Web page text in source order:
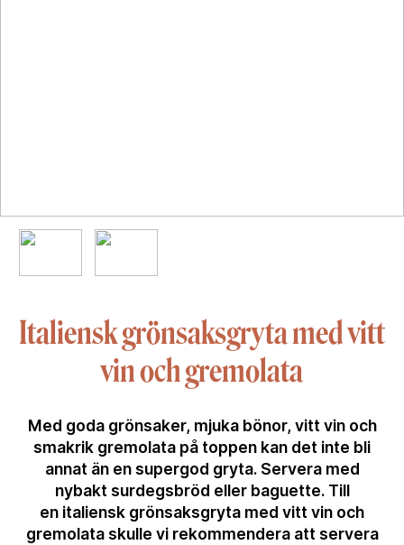
Italiensk grönsaksgryta med vitt
vin och gremolata
Med goda grönsaker, mjuka bönor, vitt vin och
smakrik gremolata på toppen kan det inte bli
annat än en supergod gryta. Servera med
nybakt surdegsbröd eller baguette. Till
en italiensk grönsaksgryta med vitt vin och
gremolata skulle vi rekommendera att servera